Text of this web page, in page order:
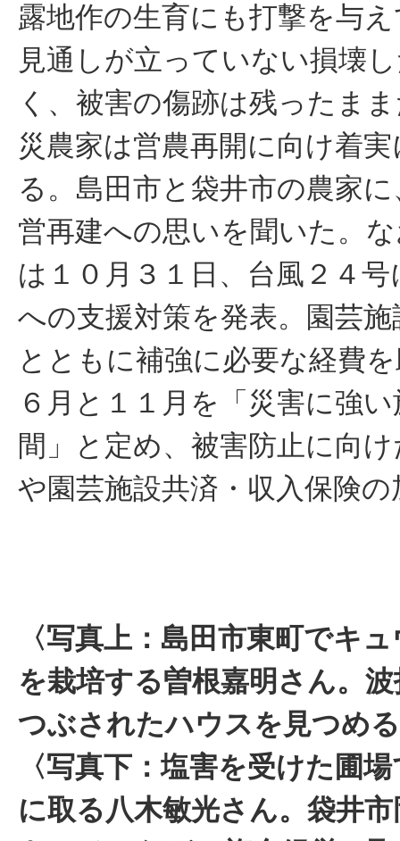
露地作の生育にも打撃を与
見通しが立っていない損壊
く、被害の傷跡は残ったま
災農家は営農再開に向け着
る。島田市と袋井市の農家
営再建への思いを聞いた。
は１０月３１日、台風２４
への支援対策を発表。園芸
とともに補強に必要な経費
６月と１１月を「災害に強
間」と定め、被害防止に向
や園芸施設共済・収入保険
〈写真上：島田市東町でキ
を栽培する曽根嘉明さん。
つぶされたハウスを見つめ
〈写真下：塩害を受けた圃
に取る八木敏光さん。袋井